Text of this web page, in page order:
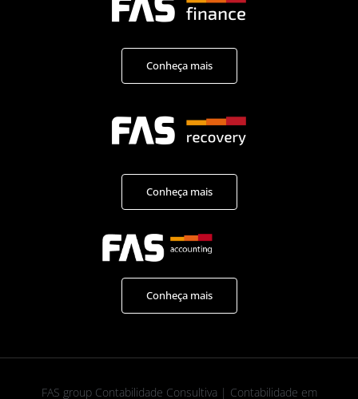
Conheça mais
Conheça mais
Conheça mais
FAS group Contabilidade Consultiva | Contabilidade em